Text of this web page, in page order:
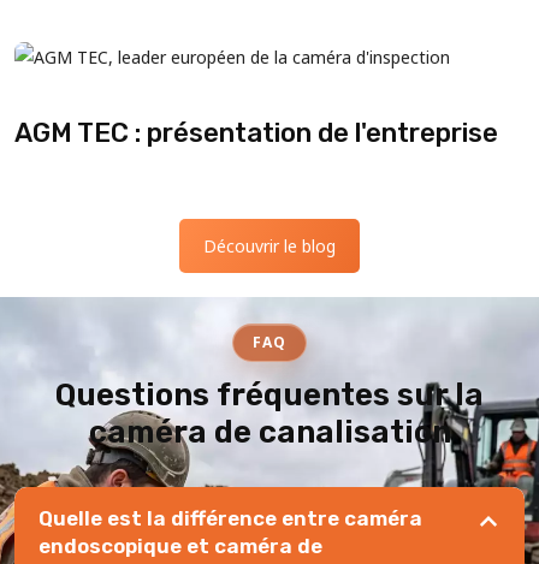
AGM TEC : présentation de l'entreprise
Découvrir le blog
FAQ
Questions fréquentes sur la
caméra de canalisation
Quelle est la différence entre caméra
endoscopique et caméra de